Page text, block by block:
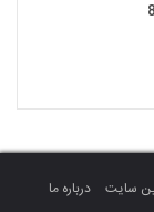
سایت
درباره ما